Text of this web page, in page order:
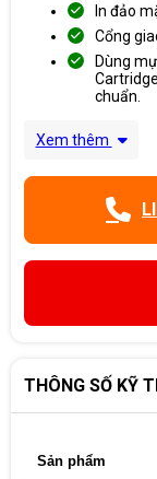
In đảo
Cổng
Dùng
chuẩn.
Xem thêm
THÔNG SỐ KỸ
Sản phẩm